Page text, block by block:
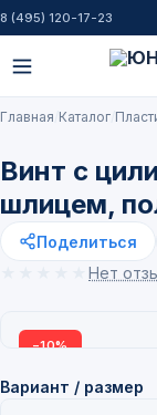
8 (495) 120-17-23
Главная Каталог
Винт с
шлицем,
Поделиться
Нет
−10%
Вариант / размер